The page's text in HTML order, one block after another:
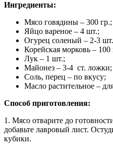
Ингредиенты:
Мясо говядины – 300 гр.;
Яйцо вареное – 4 шт.;
Огурец соленый – 2-3
Корейская морковь – 100
Лук – 1 шт.;
Майонез – 3-4 ст. ложки;
Соль, перец – по вкусу;
Масло растительное –
Способ приготовления:
1. Мясо отварите до
добавьте лавровый лист.
кубики.